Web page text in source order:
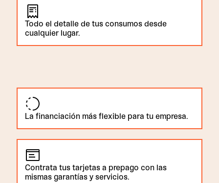
Todo el detalle de tus consumos desde
cualquier lugar.
La financiación más flexible para tu empresa.
Contrata tus tarjetas a prepago con las
mismas garantías y servicios.